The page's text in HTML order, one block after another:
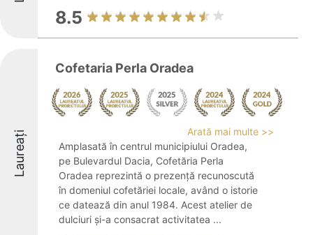
8.5
Laureați
Cofetaria Perla Oradea
Arată mai multe >>
Amplasată în centrul municipiului Oradea,
pe Bulevardul Dacia, Cofetăria Perla
Oradea reprezintă o prezență recunoscută
în domeniul cofetăriei locale, având o istorie
ce datează din anul 1984. Acest atelier de
dulciuri și-a consacrat activitatea ...